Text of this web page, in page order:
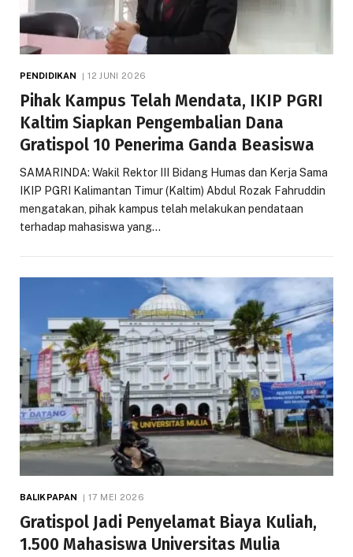
PENDIDIKAN 12 JUNI 2026
Pihak Kampus Telah Mendata, IKIP PGRI
Kaltim Siapkan Pengembalian Dana
Gratispol 10 Penerima Ganda Beasiswa
SAMARINDA: Wakil Rektor III Bidang Humas dan Kerja Sama
IKIP PGRI Kalimantan Timur (Kaltim) Abdul Rozak Fahruddin
mengatakan, pihak kampus telah melakukan pendataan
terhadap mahasiswa yang…
BALIKPAPAN 17 MEI 2026
Gratispol Jadi Penyelamat Biaya Kuliah,
1.500 Mahasiswa Universitas Mulia